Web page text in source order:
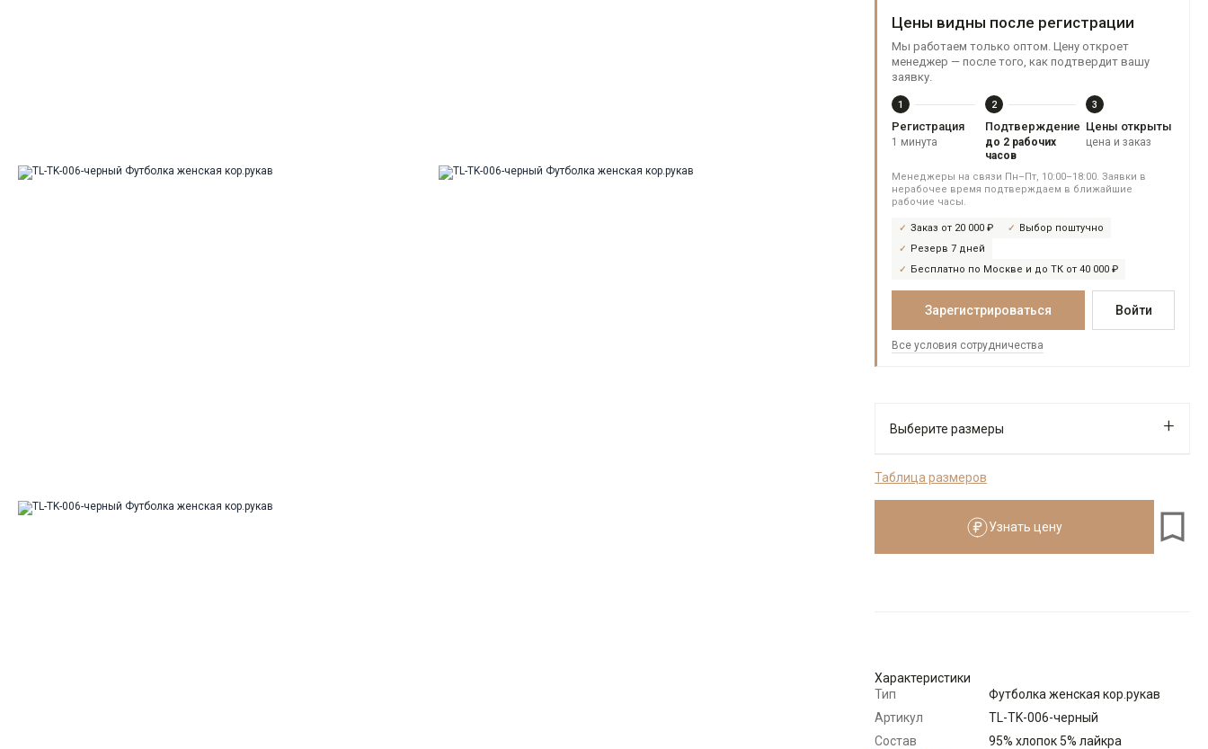
Цены видны после регистрации
Мы работаем только оптом. Цену откроет
менеджер — после того, как подтвердит вашу
заявку.
1
Регистрация
1 минута
2
Подтверждение
до 2 рабочих
часов
3
Цены открыты
цена и заказ
Менеджеры на связи Пн–Пт, 10:00–18:00. Заявки в
нерабочее время подтверждаем в ближайшие
рабочие часы.
Заказ от 20 000 ₽
Выбор поштучно
Резерв 7 дней
Бесплатно по Москве и до ТК от 40 000 ₽
Зарегистрироваться Войти
Все условия сотрудничества
Выберите размеры
Размеры для роста
Размер Количество Доступно
Выбрать размерный ряд
по 1 шт каждого доступного размера
Таблица размеров
Узнать цену
Характеристики
Тип
Футболка женская кор.рукав
Артикул
TL-TK-006-черный
Состав
95% хлопок 5% лайкра